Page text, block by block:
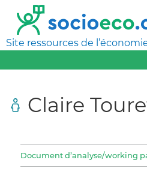
Site ressources de
Claire
Document d’analyse/working